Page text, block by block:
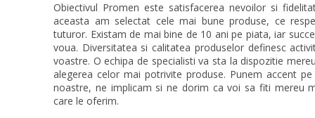
Obiectivul Promen este satisfacerea nevoilor si
aceasta am selectat cele mai bune produse, ce
tuturor. Existam de mai bine de 10 ani pe piata, iar
voua. Diversitatea si calitatea produselor definesc
voastre. O echipa de specialisti va sta la dispozitie
alegerea celor mai potrivite produse. Punem accent
noastre, ne implicam si ne dorim ca voi sa fiti mereu
care le oferim.